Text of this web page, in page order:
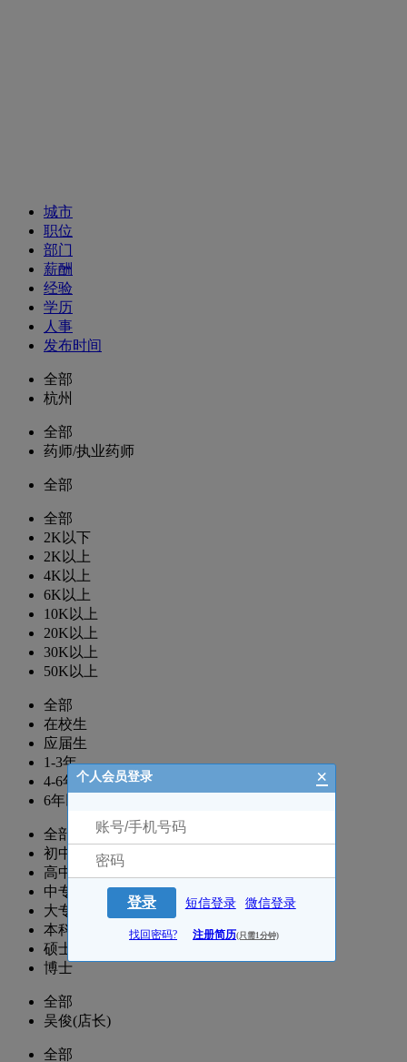
城市
职位
部门
薪酬
经验
学历
人事
发布时间
全部
杭州
全部
药师/执业药师
全部
全部
2K以下
2K以上
4K以上
6K以上
10K以上
20K以上
30K以上
50K以上
全部
在校生
应届生
1-3年
4-6年
6年以上
全部
初中
高中
中专
大专
本科
硕士
博士
全部
吴俊(店长)
全部
个人会员登录 ×
登录 短信登录 微信登录
找回密码? 注册简历(只需1分钟)